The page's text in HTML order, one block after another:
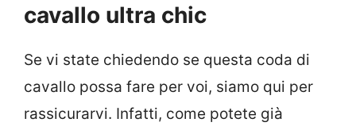
cavallo ultra chic
Se vi state chiedendo se questa coda di
cavallo possa fare per voi, siamo qui per
rassicurarvi. Infatti, come potete già